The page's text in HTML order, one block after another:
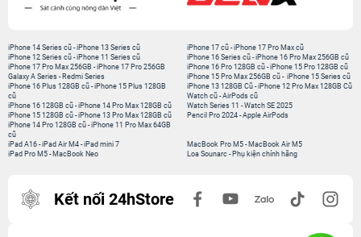
iPhone 14 Series cũ -iPhone 13 Series cũ
iPhone 12 Series cũ -iPhone 11 Series cũ
iPhone 17 Pro Max 256GB -iPhone 17 Pro 256GB
Galaxy A Series - Redmi Series
iPhone 17 cũ-iPhone 17 Pro Max cũ
iPhone 16 Series cũ- iPhone 16 Pro Max 256GB cũ
iPhone 16 Pro 128GB cũ-iPhone 15 Pro 128GB cũ
iPhone 15 Pro Max 256GB cũ- iPhone 15 Series cũ
iPhone 16 Plus 128GB cũ -iPhone 15 Plus 128GB
cũ
iPhone 16 128GB cũ -iPhone 14 Pro Max 128GB cũ
iPhone 15 128GB cũ -iPhone 13 Pro Max 128GB cũ
iPhone 14 Pro 128GB cũ -iPhone 11 Pro Max 64GB
cũ
iPhone 13 128GB Cũ-iPhone 12 Pro Max 128GB Cũ
Watch cũ-AirPods cũ
Watch Series 11 -Watch SE 2025
Pencil Pro 2024-Apple AirPods
iPad A16 -iPad Air M4 -iPad mini 7
iPad Pro M5 - MacBook Neo
MacBook Pro M5- MacBook Air M5
Loa Sounarc- Phụ kiện chính hãng
Kết nối 24hStore